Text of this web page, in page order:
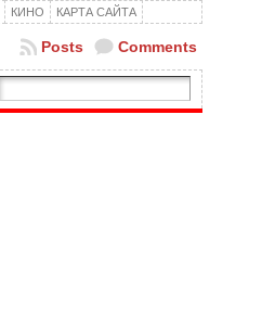
КИНО КАРТА САЙТА
Comments
Posts